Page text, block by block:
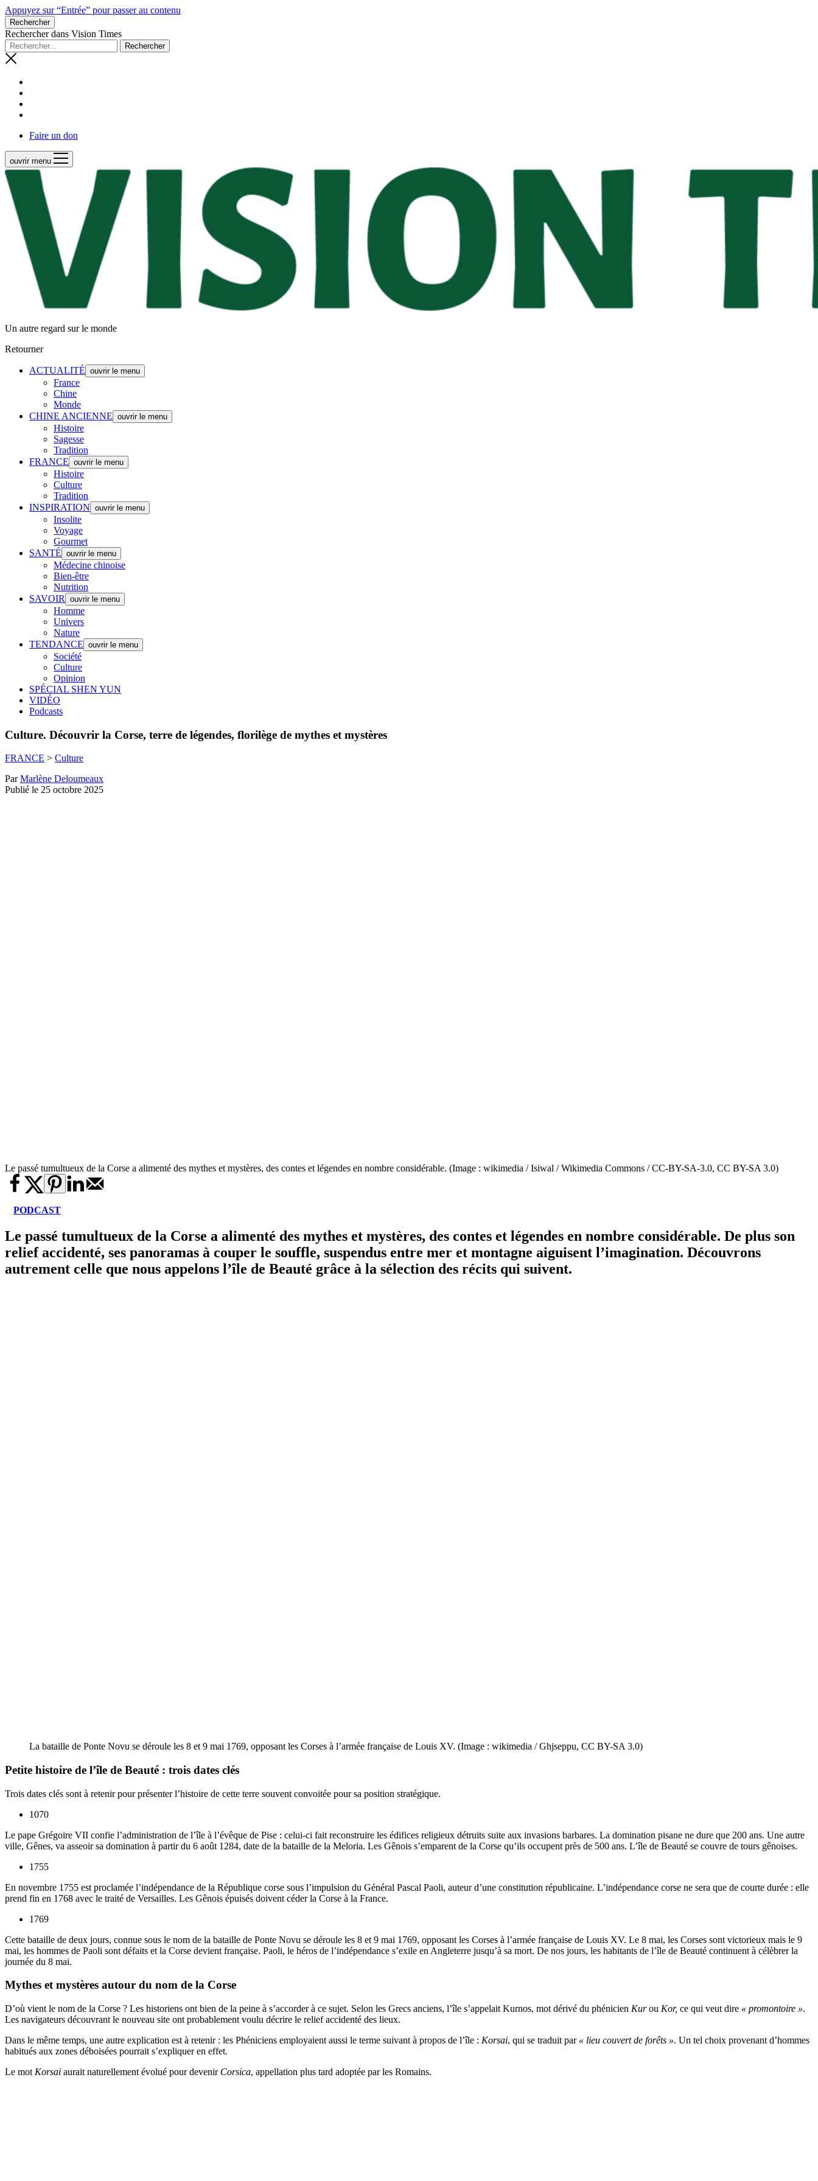
Appuyez sur “Entrée” pour passer au contenu
Rechercher
Rechercher dans Vision Times
Faire un don
ouvrir menu
Un autre regard sur le monde
Retourner
ACTUALITÉ ouvrir le menu
France
Chine
Monde
CHINE ANCIENNE ouvrir le menu
Histoire
Sagesse
Tradition
FRANCE ouvrir le menu
Histoire
Culture
Tradition
INSPIRATION ouvrir le menu
Insolite
Voyage
Gourmet
SANTÉ ouvrir le menu
Médecine chinoise
Bien-être
Nutrition
SAVOIR
ouvrir le menu
Homme
Univers
Nature
TENDANCE ouvrir le menu
Société
Culture
Opinion
SPÉCIAL SHEN YUN
VIDÉO
Podcasts
Culture. Découvrir la Corse, terre de légendes, florilège de mythes et mystères
FRANCE > Culture
ParMarlène Deloumeaux
Publié le 25 octobre 2025
Le passé tumultueux de la Corse a alimenté des mythes et mystères, des contes et légendes en nombre considérable. (Image : wikimedia / Isiwal / Wikimedia Commons / CC-BY-SA-3.0, CC BY-SA 3.0)
PODCAST
Le passé tumultueux de la Corse a alimenté des mythes et mystères, des contes et légendes en nombre considérable. De plus son
relief accidenté, ses panoramas à couper le souffle, suspendus entre mer et montagne aiguisent l’imagination. Découvrons
autrement celle que nous appelons l’île de Beauté grâce à la sélection des récits qui suivent.
La bataille de Ponte Novu se déroule les 8 et 9 mai 1769, opposant les Corses à l’armée française de Louis XV. (Image : wikimedia / Ghjseppu, CC BY-SA 3.0)
Petite histoire de l’île de Beauté : trois dates clés
Trois dates clés sont à retenir pour présenter l’histoire de cette terre souvent convoitée pour sa position stratégique.
1070
Le pape Grégoire VII confie l’administration de l’île à l’évêque de Pise : celui-ci fait reconstruire les édifices religieux détruits suite aux invasions barbares. La domination pisane ne dure que 200 ans. Une autre
ville, Gênes, va asseoir sa domination à partir du 6 août 1284, date de la bataille de la Meloria. Les Gênois s’emparent de la Corse qu’ils occupent près de 500 ans. L’île de Beauté se couvre de tours gênoises.
1755
En novembre 1755 est proclamée l’indépendance de la République corse sous l’impulsion du Général Pascal Paoli, auteur d’une constitution républicaine. L’indépendance corse ne sera que de courte durée : elle
prend fin en 1768 avec le traité de Versailles. Les Gênois épuisés doivent céder la Corse à la France.
1769
Cette bataille de deux jours, connue sous le nom de la bataille de Ponte Novu se déroule les 8 et 9 mai 1769, opposant les Corses à l’armée française de Louis XV. Le 8 mai, les Corses sont victorieux mais le 9
mai, les hommes de Paoli sont défaits et la Corse devient française. Paoli, le héros de l’indépendance s’exile en Angleterre jusqu’à sa mort. De nos jours, les habitants de l’île de Beauté continuent à célèbrer la
journée du 8 mai.
Mythes et mystères autour du nom de la Corse
D’où vient le nom de la Corse ? Les historiens ont bien de la peine à s’accorder à ce sujet. Selon les Grecs anciens, l’île s’appelait Kurnos, mot dérivé du phénicien Kurou Kor, ce qui veut dire « promontoire ».
Les navigateurs découvrant le nouveau site ont probablement voulu décrire le relief accidenté des lieux.
Dans le même temps, une autre explication est à retenir : les Phéniciens employaient aussi le terme suivant à propos de l’île : Korsai, qui se traduit par « lieu couvert de forêts ». Un tel choix provenant d’hommes
habitués aux zones déboisées pourrait s’expliquer en effet.
Le mot Korsai aurait naturellement évolué pour devenir Corsica, appellation plus tard adoptée par les Romains.